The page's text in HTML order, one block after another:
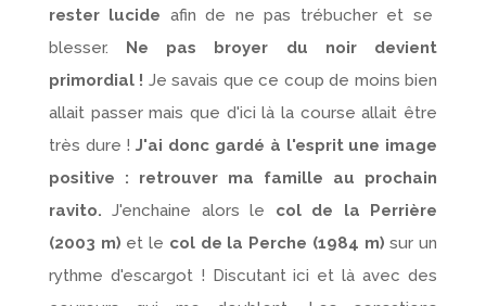
rester lucide afin de ne pas trébucher et se
blesser. Ne pas broyer du noir devient
primordial ! Je savais que ce coup de moins bien
allait passer mais que d'ici là la course allait être
très dure ! J'ai donc gardé à l'esprit une image
positive : retrouver ma famille au prochain
ravito. J'enchaine alors le col de la Perrière
(2003 m) et le col de la Perche (1984 m) sur un
rythme d'escargot ! Discutant ici et là avec des